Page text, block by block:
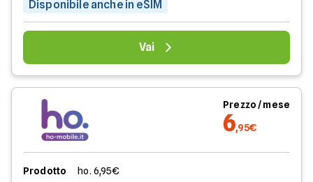
Disponibile anche in eSIM
Vai
Prezzo / mese
6,95€
Prodotto
ho. 6,95€